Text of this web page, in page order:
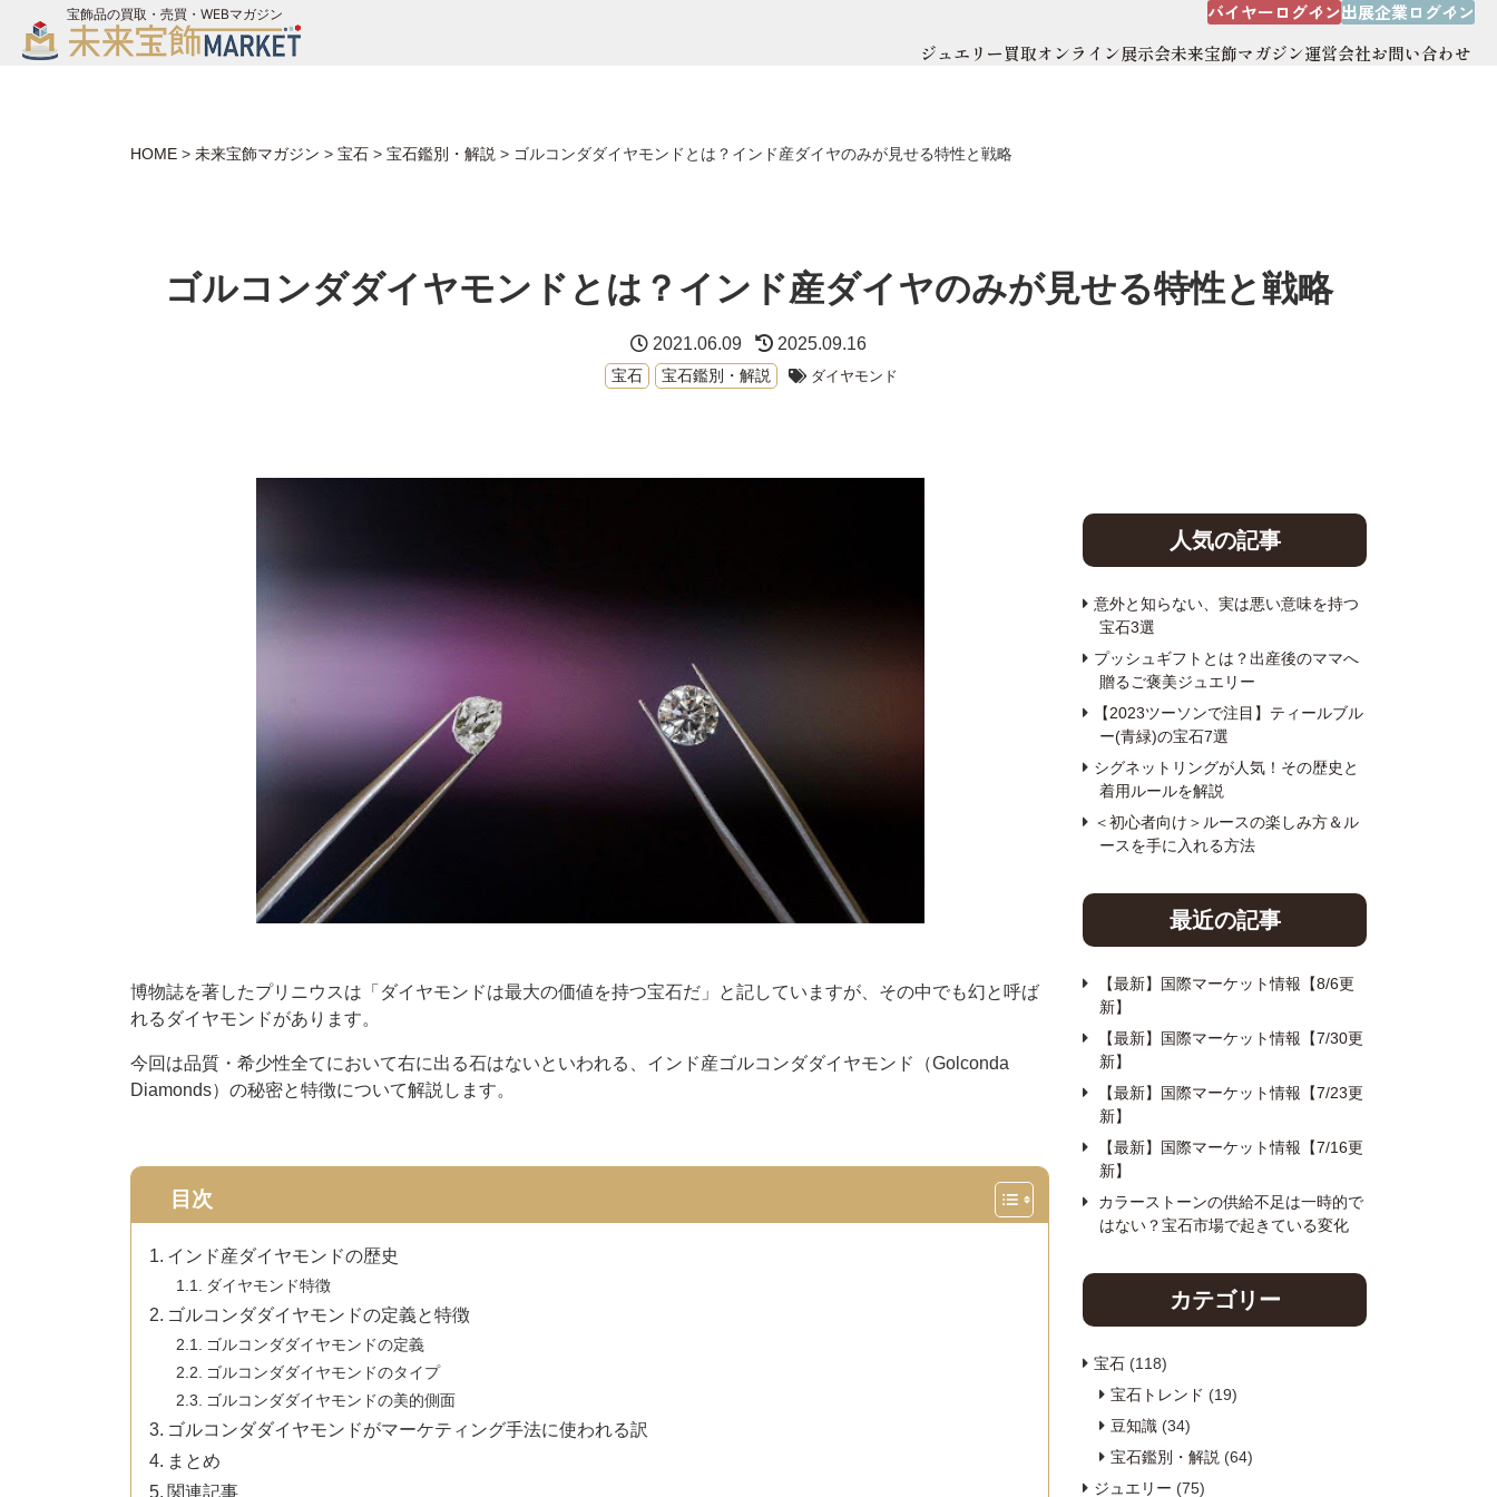
宝飾品の買取・売買・WEBマガジン バイヤーログイン出展企業ログイン
ジュエリー買取オンライン展示会未来宝飾マガジン運営会社お問い合わせ
お問い合わせ
HOME > 未来宝飾マガジン > 宝石 > 宝石鑑別・解説 > ゴルコンダダイヤモンドとは？インド産ダイヤのみが見せる特性と戦略
ゴルコンダダイヤモンドとは？インド産ダイヤのみが見せる特性と戦略
2021.06.09 2025.09.16
宝石 宝石鑑別・解説 ダイヤモンド
博物誌を著したプリニウスは「ダイヤモンドは最大の価値を持つ宝石だ」と記していますが、その中でも幻と呼ば
れるダイヤモンドがあります。
今回は品質・希少性全てにおいて右に出る石はないといわれる、インド産ゴルコンダダイヤモンド（Golconda
Diamonds）の秘密と特徴について解説します。
目次
インド産ダイヤモンドの歴史
ダイヤモンド特徴
ゴルコンダダイヤモンドの定義と特徴
ゴルコンダダイヤモンドの定義
ゴルコンダダイヤモンドのタイプ
ゴルコンダダイヤモンドの美的側面
ゴルコンダダイヤモンドがマーケティング手法に使われる訳
まとめ
関連記事
人気の記事
意外と知らない、実は悪い意味を持つ
宝石3選
プッシュギフトとは？出産後のママへ
贈るご褒美ジュエリー
【2023ツーソンで注目】ティールブル
ー(青緑)の宝石7選
シグネットリングが人気！その歴史と
着用ルールを解説
＜初心者向け＞ルースの楽しみ方＆ル
ースを手に入れる方法
最近の記事
【最新】国際マーケット情報【8/6更
新】
【最新】国際マーケット情報【7/30更
新】
【最新】国際マーケット情報【7/23更
新】
【最新】国際マーケット情報【7/16更
新】
カラーストーンの供給不足は一時的で
はない？宝石市場で起きている変化
カテゴリー
宝石 (118)
宝石トレンド (19)
豆知識 (34)
宝石鑑別・解説 (64)
ジュエリー (75)